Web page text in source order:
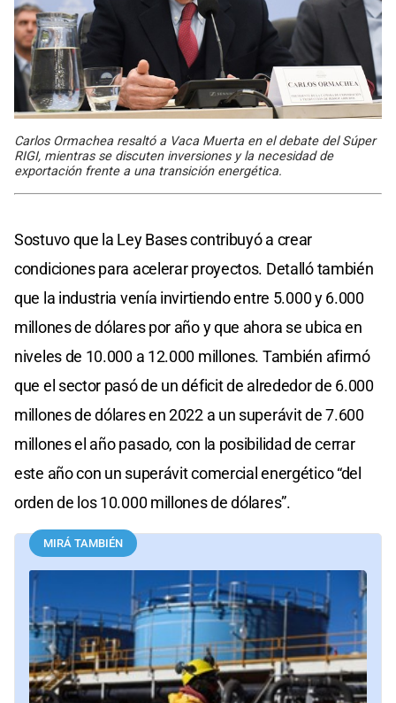
Carlos Ormachea resaltó a Vaca Muerta en el debate del Súper
RIGI, mientras se discuten inversiones y la necesidad de
exportación frente a una transición energética.
Sostuvo que la Ley Bases contribuyó a crear
condiciones para acelerar proyectos. Detalló también
que la industria venía invirtiendo entre 5.000 y 6.000
millones de dólares por año y que ahora se ubica en
niveles de 10.000 a 12.000 millones. También afirmó
que el sector pasó de un déficit de alrededor de 6.000
millones de dólares en 2022 a un superávit de 7.600
millones el año pasado, con la posibilidad de cerrar
este año con un superávit comercial energético “del
orden de los 10.000 millones de dólares”.
MIRÁ TAMBIÉN